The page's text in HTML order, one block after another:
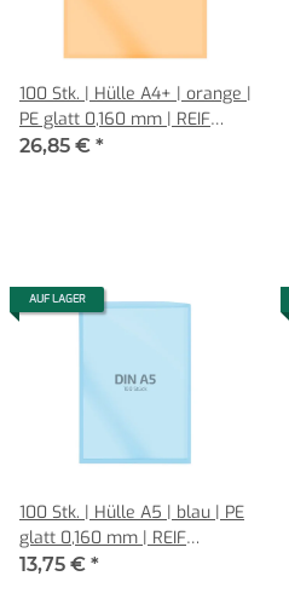
100 Stk. | Hülle A4+ | orange |
PE glatt 0,160 mm | REIF
Hamburg
26,85 € *
AUF LAGER
100 Stk. | Hülle A5 | blau | PE
glatt 0,160 mm | REIF
Hamburg
13,75 € *